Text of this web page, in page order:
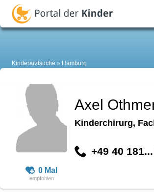
Kinderarztsuche Hamburg
0 Mal
Axel
Kinderchirurg,
+49 40 181...